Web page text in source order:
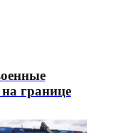
границе